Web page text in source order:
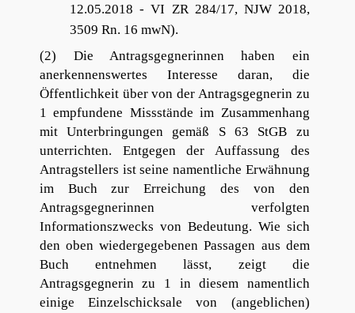
12.05.2018 - VI ZR 284/17, NJW 2018,
3509 Rn. 16 mwN).
(2) Die Antragsgegnerinnen haben ein
anerkennenswertes Interesse daran, die
Öffentlichkeit über von der Antragsgegnerin zu
1 empfundene Missstände im Zusammenhang
mit Unterbringungen gemäß S 63 StGB zu
unterrichten. Entgegen der Auffassung des
Antragstellers ist seine namentliche Erwähnung
im Buch zur Erreichung des von den
Antragsgegnerinnen verfolgten
Informationszwecks von Bedeutung. Wie sich
den oben wiedergegebenen Passagen aus dem
Buch entnehmen lässt, zeigt die
Antragsgegnerin zu 1 in diesem namentlich
einige Einzelschicksale von (angeblichen)